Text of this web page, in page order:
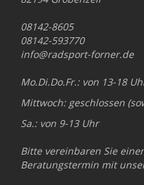
08142-8605
08142-593770
info@radsport-forner.de
Mo.Di.Do.Fr.: von 13-18
Mittwoch: geschlossen
Sa.: von 9-13 Uhr
Bitte vereinbaren Sie
Beratungstermin mit